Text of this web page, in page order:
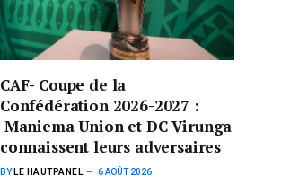
CAF- Coupe de la
Confédération 2026-2027 :
Maniema Union et DC Virunga
connaissent leurs adversaires
BY LE HAUTPANEL 6 AOÛT 2026